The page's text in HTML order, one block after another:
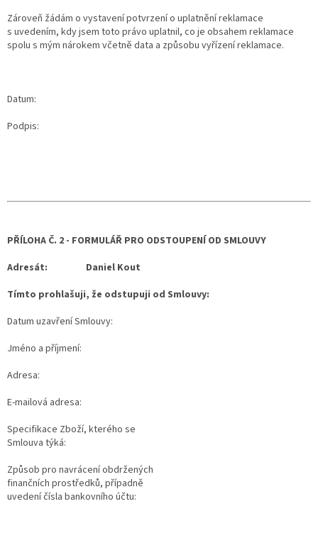
Zároveň žádám o vystavení potvrzení o uplatnění reklamace
s uvedením, kdy jsem toto právo uplatnil, co je obsahem reklamace
spolu s mým nárokem včetně data a způsobu vyřízení reklamace.
Datum:
Podpis:
PŘÍLOHA Č. 2 - FORMULÁŘ PRO ODSTOUPENÍ OD SMLOUVY
Adresát: Daniel Kout
Tímto prohlašuji, že odstupuji od Smlouvy:
Datum uzavření Smlouvy:
Jméno a příjmení:
Adresa:
E-mailová adresa:
Specifikace Zboží, kterého se
Smlouva týká:
Způsob pro navrácení obdržených
finančních prostředků, případně
uvedení čísla bankovního účtu: